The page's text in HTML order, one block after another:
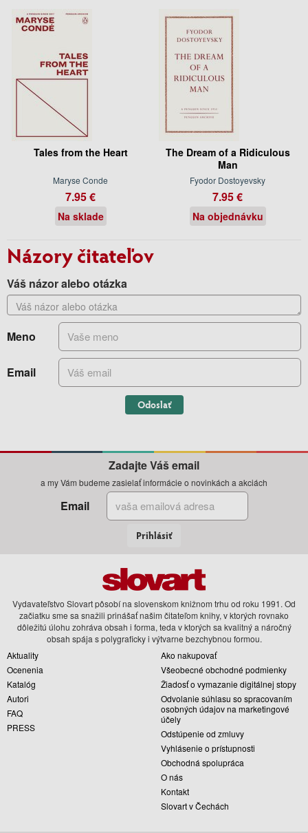
Tales from the Heart
Maryse Conde
7.95 €
Na sklade
The Dream of a Ridiculous
Man
Fyodor Dostoyevsky
7.95 €
Na objednávku
Názory čitateľov
Váš názor alebo otázka
Meno
Email
Odoslať
Zadajte Váš email
a my Vám budeme zasielať informácie o novinkách a akciách
Email
Prihlásiť
Vydavateľstvo Slovart pôsobí na slovenskom knižnom trhu od roku 1991. Od
začiatku sme sa snažili prinášať našim čitateľom knihy, v ktorých rovnako
dôležitú úlohu zohráva obsah i forma, teda v ktorých sa kvalitný a náročný
obsah spája s polygraficky i výtvarne bezchybnou formou.
Aktuality
Ocenenia
Katalóg
Autori
FAQ
PRESS
Ako nakupovať
Všeobecné obchodné podmienky
Žiadosť o vymazanie digitálnej stopy
Odvolanie súhlasu so spracovaním
osobných údajov na marketingové
účely
Odstúpenie od zmluvy
Vyhlásenie o prístupnosti
Obchodná spolupráca
O nás
Kontakt
Slovart v Čechách